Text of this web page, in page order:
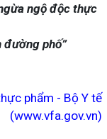
ngộ độc thực
đường phố”
phẩm - Bộ Y tế
(www.vfa.gov.vn)